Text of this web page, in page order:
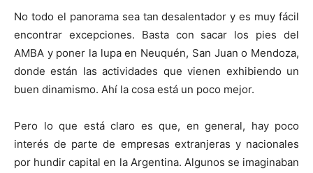
No todo el panorama sea tan desalentador y es muy fácil
encontrar excepciones. Basta con sacar los pies del
AMBA y poner la lupa en Neuquén, San Juan o Mendoza,
donde están las actividades que vienen exhibiendo un
buen dinamismo. Ahí la cosa está un poco mejor.
Pero lo que está claro es que, en general, hay poco
interés de parte de empresas extranjeras y nacionales
por hundir capital en la Argentina. Algunos se imaginaban